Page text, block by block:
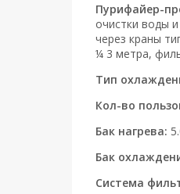
Пурифайер-
очистки воды
через краны
¼ 3 метра,
Тип
Кол-во
Бак нагрева:
Бак
Система